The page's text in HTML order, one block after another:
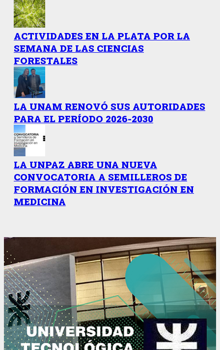
ACTIVIDADES EN LA PLATA POR LA
SEMANA DE LAS CIENCIAS
FORESTALES
LA UNAM RENOVÓ SUS AUTORIDADES
PARA EL PERÍODO 2026-2030
LA UNPAZ ABRE UNA NUEVA
CONVOCATORIA A SEMILLEROS DE
FORMACIÓN EN INVESTIGACIÓN EN
MEDICINA